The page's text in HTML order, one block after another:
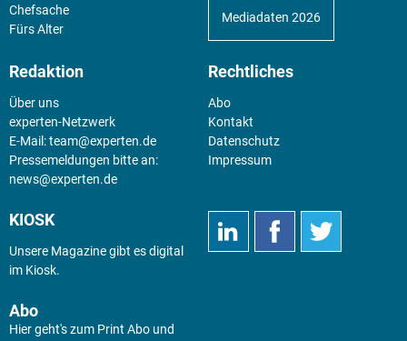
Chefsache
Fürs Alter
Mediadaten 2026
Redaktion
Über uns
experten-Netzwerk
E-Mail:team@experten.de
Pressemeldungen bitte an:
news@experten.de
Rechtliches
Abo
Kontakt
Datenschutz
Impressum
KIOSK
Unsere Magazine gibt es digital
im Kiosk.
Abo
Hier geht's zum Print Abo und